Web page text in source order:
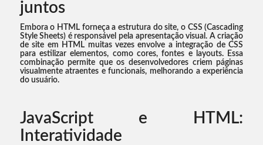
juntos
Embora o HTML forneça a estrutura do site, o CSS (Cascading
Style Sheets) é responsável pela apresentação visual. A criação
de site em HTML muitas vezes envolve a integração de CSS
para estilizar elementos, como cores, fontes e layouts. Essa
combinação permite que os desenvolvedores criem páginas
visualmente atraentes e funcionais, melhorando a experiência
do usuário.
JavaScript e HTML:
Interatividade